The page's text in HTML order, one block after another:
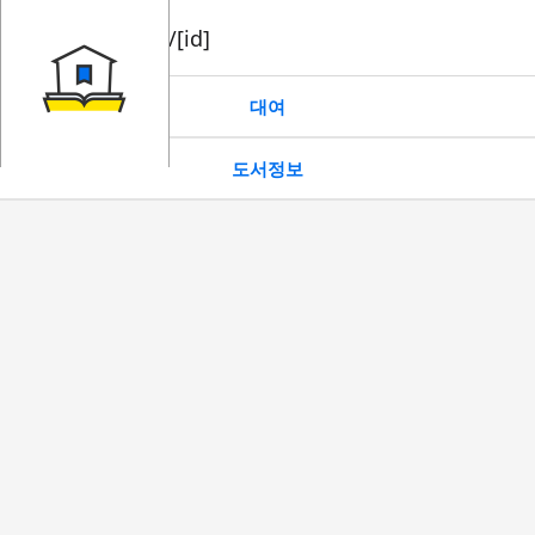
book/rent/[id]
대여
도서정보